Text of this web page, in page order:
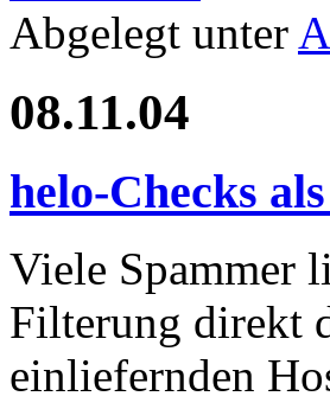
Abgelegt unter
08.11.04
helo-Checks
Viele Spammer
Filterung direkt
einliefernden